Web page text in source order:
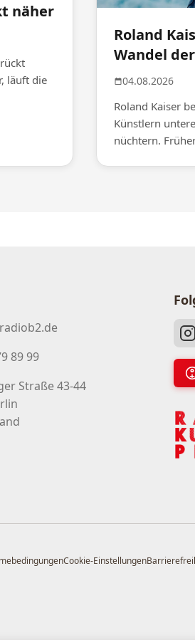
näher
läuft die
Roland
Wandel
04.08.2026
Roland Kaiser
Künstlern
nüchtern.
89 99
Straße 43-44
Cookie-Einstellungen